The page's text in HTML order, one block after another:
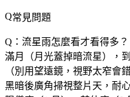
常見問題
Q：流星雨怎麼看才看得多？
滿月（月光蓋掉暗流星），
（別用望遠鏡，視野太窄會
黑暗後廣角掃視整片天，耐